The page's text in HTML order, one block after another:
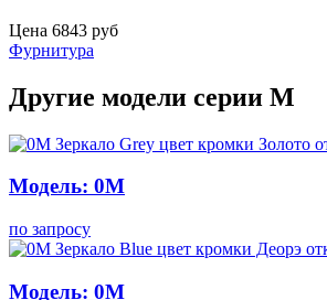
Цена 6843 руб
Фурнитура
Другие модели серии M
Модель: 0M
по запросу
Модель: 0M